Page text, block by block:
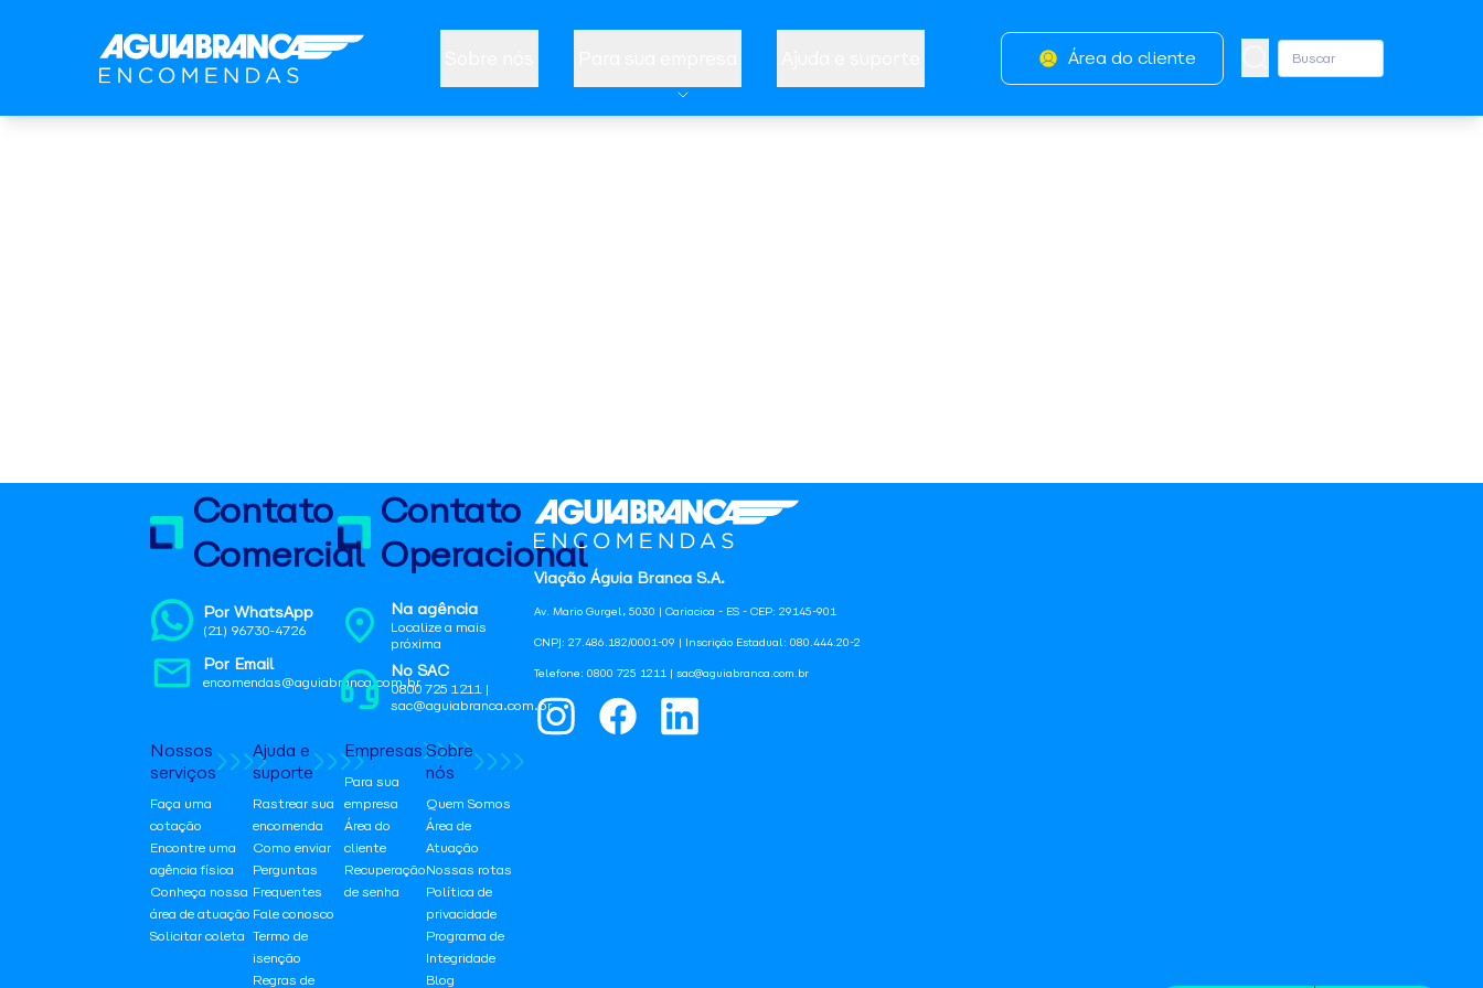
Área do cliente
Viação Águia Branca S.A.
Av. Mario Gurgel, 5030 | Cariacica - ES - CEP: 29145-901
CNPJ: 27.486.182/0001-09 | Inscrição Estadual: 080.444.20-2
Telefone: 0800 725 1211 | sac@aguiabranca.com.br
Contato
Comercial
Por WhatsApp
(21) 96730-4726
Por Email
encomendas@aguiabranca.com.br
Contato
Operacional
Na agência
Localize a mais
próxima
No SAC
0800 725 1211 |
sac@aguiabranca.com.br
Nossos
serviços
Faça uma
cotação
Encontre uma
agência física
Conheça nossa
área de atuação
Solicitar coleta
Ajuda e
suporte
Rastrear sua
encomenda
Como enviar
Perguntas
Frequentes
Fale conosco
Termo de
isenção
Regras de
Empresas
Para sua
empresa
Área do
cliente
Recuperação
de senha
Sobre
nós
Quem Somos
Área de
Atuação
Nossas rotas
Política de
privacidade
Programa de
Integridade
Blog